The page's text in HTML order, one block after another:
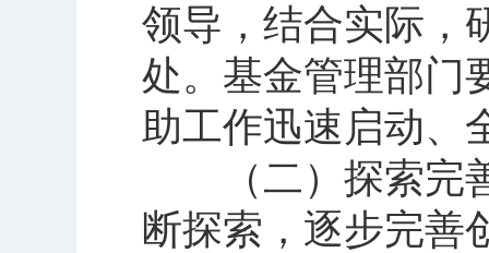
领导，结合实际，
处。基金管理部门
助工作迅速启动、
（二）探索完善
断探索，逐步完善